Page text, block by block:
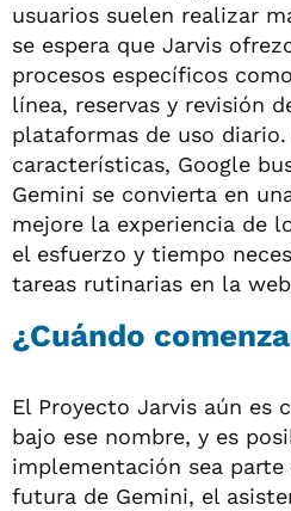
usuarios suelen realizar
se espera que Jarvis
procesos específicos
línea, reservas y revisión
plataformas de uso diario.
características, Google
Gemini se convierta en
mejore la experiencia de
el esfuerzo y tiempo
tareas rutinarias en la
¿Cuándo
El Proyecto Jarvis aún es
bajo ese nombre, y es
implementación sea
futura de Gemini, el